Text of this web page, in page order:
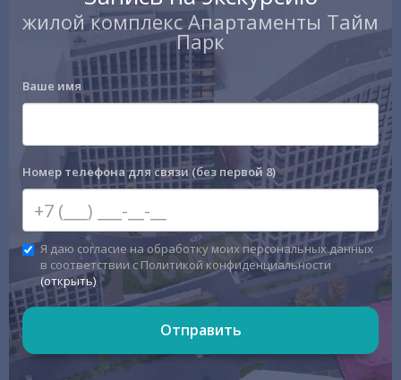
жилой комплекс Апартаменты Тайм
Парк
Ваше имя
Номер телефона для связи (без первой 8)
Я даю согласие на обработку моих персональных данных
в соответствии с Политикой конфиденциальности
(открыть)
Отправить